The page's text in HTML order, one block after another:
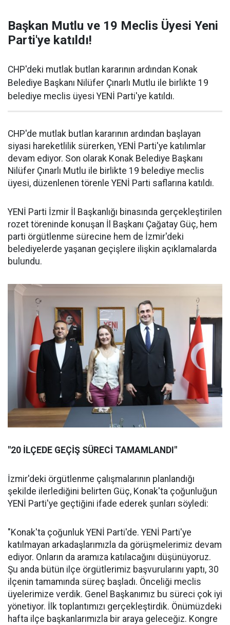
Başkan Mutlu ve 19 Meclis Üyesi Yeni
Parti'ye katıldı!
CHP'deki mutlak butlan kararının ardından Konak
Belediye Başkanı Nilüfer Çınarlı Mutlu ile birlikte 19
belediye meclis üyesi YENİ Parti'ye katıldı.
CHP'de mutlak butlan kararının ardından başlayan
siyasi hareketlilik sürerken, YENİ Parti'ye katılımlar
devam ediyor. Son olarak Konak Belediye Başkanı
Nilüfer Çınarlı Mutlu ile birlikte 19 belediye meclis
üyesi, düzenlenen törenle YENİ Parti saflarına katıldı.
YENİ Parti İzmir İl Başkanlığı binasında gerçekleştirilen
rozet töreninde konuşan İl Başkanı Çağatay Güç, hem
parti örgütlenme sürecine hem de İzmir'deki
belediyelerde yaşanan geçişlere ilişkin açıklamalarda
bulundu.
"20 İLÇEDE GEÇİŞ SÜRECİ TAMAMLANDI"
İzmir'deki örgütlenme çalışmalarının planlandığı
şekilde ilerlediğini belirten Güç, Konak'ta çoğunluğun
YENİ Parti'ye geçtiğini ifade ederek şunları söyledi:
"Konak'ta çoğunluk YENİ Parti'de. YENİ Parti'ye
katılmayan arkadaşlarımızla da görüşmelerimiz devam
ediyor. Onların da aramıza katılacağını düşünüyoruz.
Şu anda bütün ilçe örgütlerimiz başvurularını yaptı, 30
ilçenin tamamında süreç başladı. Önceliği meclis
üyelerimize verdik. Genel Başkanımız bu süreci çok iyi
yönetiyor. İlk toplantımızı gerçekleştirdik. Önümüzdeki
hafta ilçe başkanlarımızla bir araya geleceğiz. Kongre